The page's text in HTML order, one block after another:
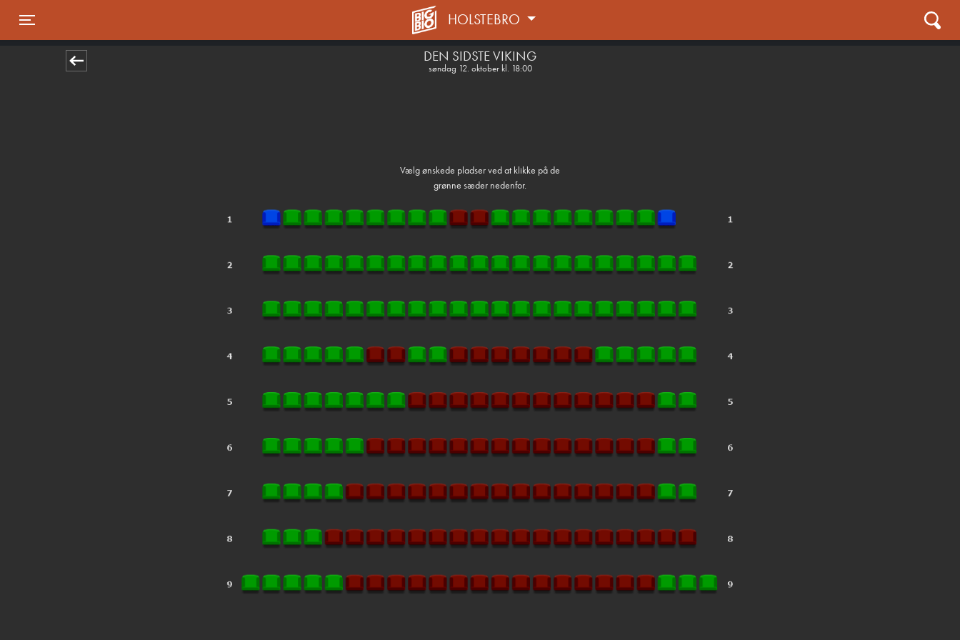
HOLSTEBRO
DEN SIDSTE VIKING
søndag 12. oktober kl. 18:00
Vælg ønskede pladser ved at klikke på de
grønne sæder nedenfor.
1step-front02 115324